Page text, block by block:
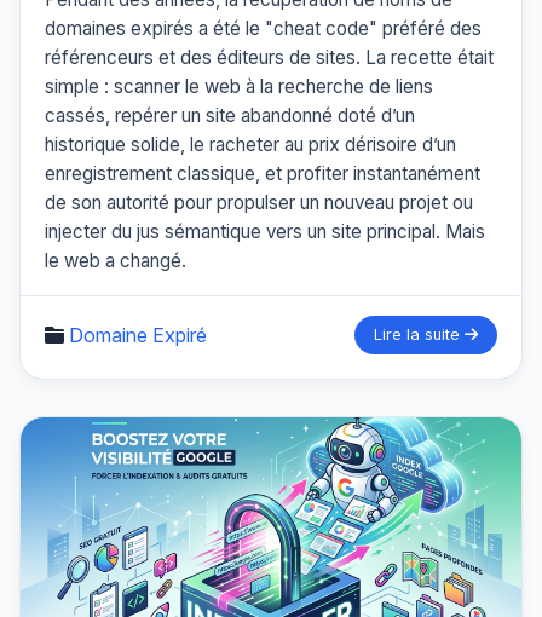
domaines expirés a été le "cheat code" préféré des
référenceurs et des éditeurs de sites. La recette était
simple : scanner le web à la recherche de liens
cassés, repérer un site abandonné doté d’un
historique solide, le racheter au prix dérisoire d’un
enregistrement classique, et profiter instantanément
de son autorité pour propulser un nouveau projet ou
injecter du jus sémantique vers un site principal. Mais
le web a changé.
Domaine Expiré Lire la suite